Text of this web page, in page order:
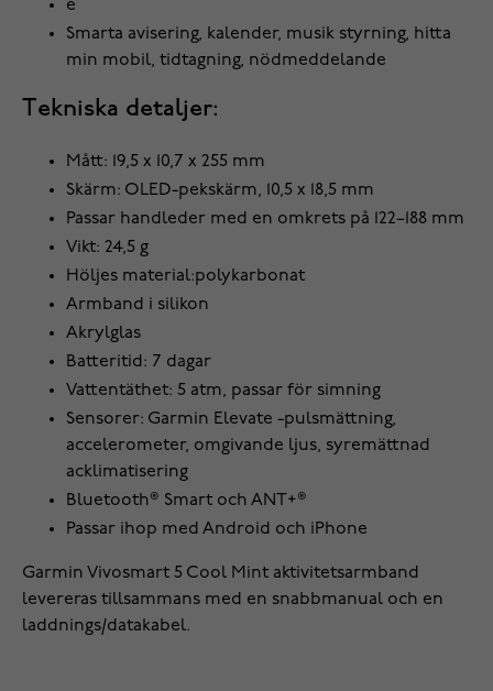
e
Smarta avisering, kalender, musik styrning, hitta
min mobil, tidtagning, nödmeddelande
Tekniska detaljer:
Mått: 19,5 x 10,7 x 255 mm
Skärm: OLED-pekskärm, 10,5 x 18,5 mm
Passar handleder med en omkrets på 122–188 mm
Vikt: 24,5 g
Höljes material:polykarbonat
Armband i silikon
Akrylglas
Batteritid: 7 dagar
Vattentäthet: 5 atm, passar för simning
Sensorer: Garmin Elevate -pulsmättning,
accelerometer, omgivande ljus, syremättnad
acklimatisering
Bluetooth® Smart och ANT+®
Passar ihop med Android och iPhone
‌Garmin Vivosmart 5 Cool Mint aktivitetsarmband
levereras tillsammans med en snabbmanual och en
laddnings/datakabel.